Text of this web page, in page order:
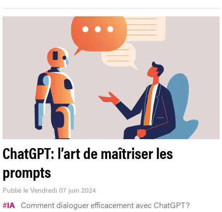
ChatGPT: l’art de maîtriser les
prompts
Publié le Vendredi 07 juin 2024
#IA Comment dialoguer efficacement avec ChatGPT?